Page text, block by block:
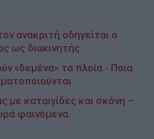
ανακριτή οδηγείται ο
ως διακινητής
«δεμένα» τα πλοία - Ποια
με καταιγίδες και σκόνη –
φαινόμενα